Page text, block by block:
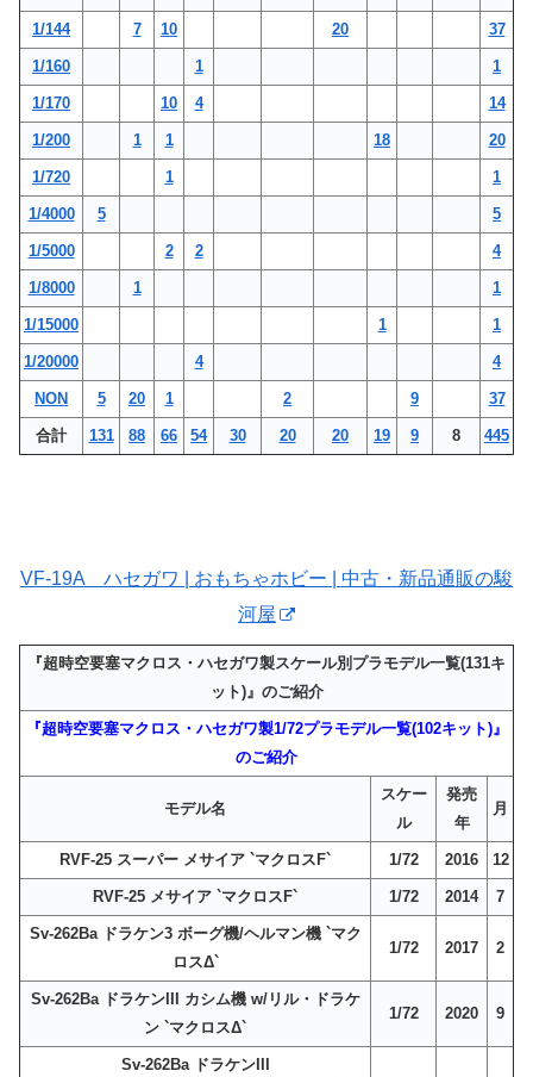
1/144 7 10 20 37
1/160 1 1
1/170 10 4 14
1/200 1 1 18 20
1/720 1 1
1/4000 5 5
1/5000 2 2 4
1/8000 1 1
1/15000 1 1
1/20000 4 4
NON 5 20 1 2 9 37
合計 131 88 66 54 30 20 20 19 9 8 445
VF-19A ハセガワ | おもちゃホビー | 中古・新品通販の駿
河屋
『超時空要塞マクロス・ハセガワ製スケール別プラモデル一覧(131キ
ット)』のご紹介
『超時空要塞マクロス・ハセガワ製1/72プラモデル一覧(102キット)』
のご紹介
モデル名
スケー
ル
発売
年
月
RVF-25 スーパー メサイア `マクロスF` 1/72 2016 12
RVF-25 メサイア `マクロスF` 1/72 2014 7
Sv-262Ba ドラケン3 ボーグ機/ヘルマン機 `マク
ロスΔ`
1/72 2017 2
Sv-262Ba ドラケンIII カシム機 w/リル・ドラケ
ン `マクロスΔ`
1/72 2020 9
Sv-262Ba ドラケンIII